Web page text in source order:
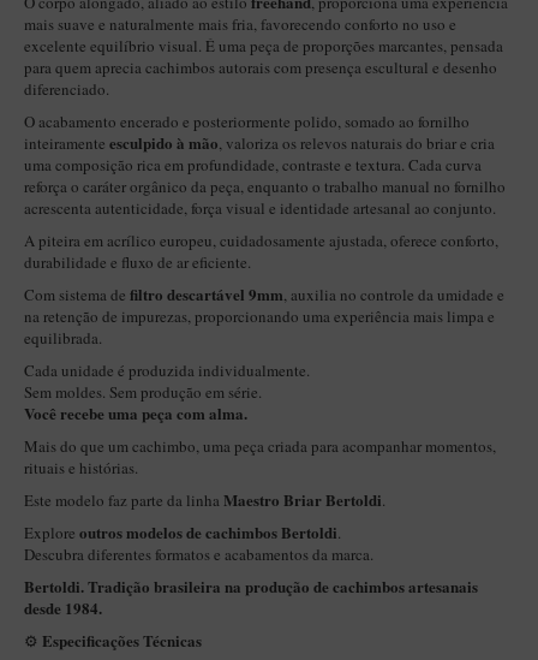
New Rose Polido
Petrus
Piccolo
Premium
Sextavado
Zuccardi
Callia
Encerado
Hobby
Speciale
BB Liso e Rústico
Elite Longo
CACHIMBOS ARTESANAIS DE BRIAR ITALIANO
Maestro – Briar Italiano
Churchwarden – Briar Italiano
Jateado
mais suave e naturalmente mais fria, favorecendo conforto no uso e
excelente equilíbrio visual. É uma peça de proporções marcantes, pensada
para quem aprecia cachimbos autorais com presença escultural e desenho
diferenciado.
O acabamento encerado e posteriormente polido, somado ao fornilho
inteiramente esculpido à mão, valoriza os relevos naturais do briar e cria
uma composição rica em profundidade, contraste e textura. Cada curva
reforça o caráter orgânico da peça, enquanto o trabalho manual no fornilho
acrescenta autenticidade, força visual e identidade artesanal ao conjunto.
A piteira em acrílico europeu, cuidadosamente ajustada, oferece conforto,
durabilidade e fluxo de ar eficiente.
Com sistema de filtro descartável 9mm, auxilia no controle da umidade e
na retenção de impurezas, proporcionando uma experiência mais limpa e
equilibrada.
Cada unidade é produzida individualmente.
Sem moldes. Sem produção em série.
Você recebe uma peça com alma.
Mais do que um cachimbo, uma peça criada para acompanhar momentos,
rituais e histórias.
Este modelo faz parte da linha Maestro Briar Bertoldi.
Explore outros modelos de cachimbos Bertoldi.
Descubra diferentes formatos e acabamentos da marca.
Bertoldi. Tradição brasileira na produção de cachimbos artesanais
desde 1984.
⚙️ Especificações Técnicas